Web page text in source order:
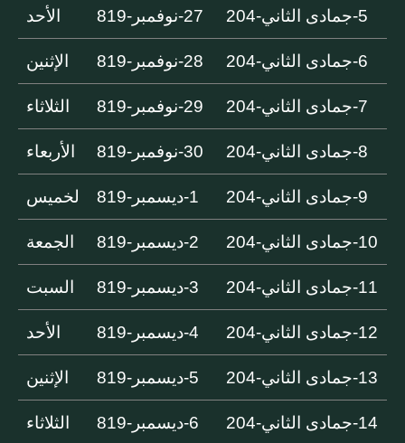
5-جمادى الثاني-204 27-نوفمبر-819 الأحد
6-جمادى الثاني-204 28-نوفمبر-819 الإثنين
7-جمادى الثاني-204 29-نوفمبر-819 الثلاثاء
8-جمادى الثاني-204 30-نوفمبر-819 الأربعاء
9-جمادى الثاني-204 1-ديسمبر-819 لخميس
10-جمادى الثاني-204 2-ديسمبر-819 الجمعة
11-جمادى الثاني-204 3-ديسمبر-819 السبت
12-جمادى الثاني-204 4-ديسمبر-819 الأحد
13-جمادى الثاني-204 5-ديسمبر-819 الإثنين
14-جمادى الثاني-204 6-ديسمبر-819 الثلاثاء